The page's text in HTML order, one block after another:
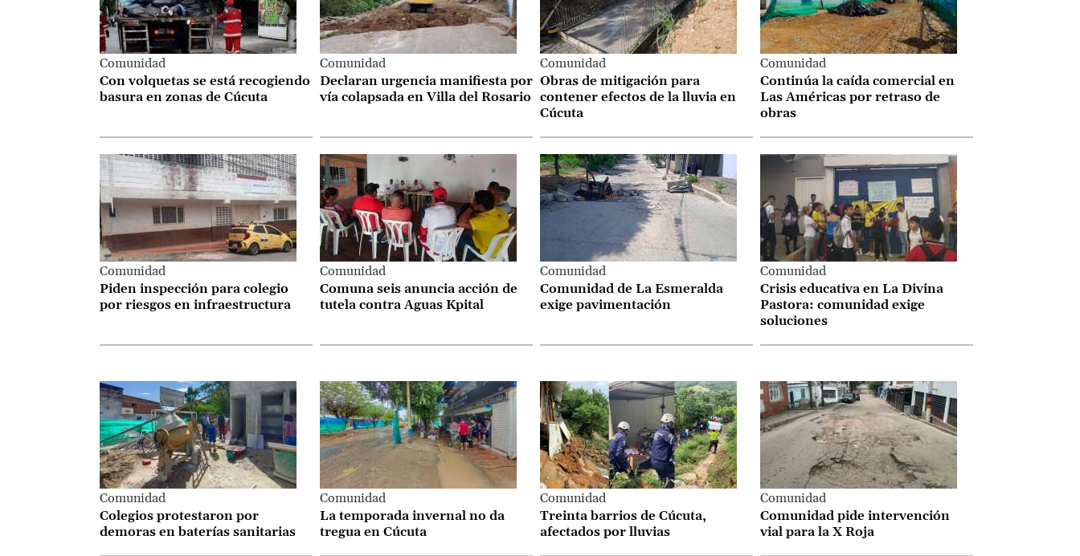
Comunidad
Con volquetas se está recogiendo
basura en zonas de Cúcuta
Comunidad
Declaran urgencia manifiesta por
vía colapsada en Villa del Rosario
Comunidad
Obras de mitigación para
contener efectos de la lluvia en
Cúcuta
Comunidad
Continúa la caída comercial en
Las Américas por retraso de
obras
Comunidad
Piden inspección para colegio
por riesgos en infraestructura
Comunidad
Comuna seis anuncia acción de
tutela contra Aguas Kpital
Comunidad
Comunidad de La Esmeralda
exige pavimentación
Comunidad
Crisis educativa en La Divina
Pastora: comunidad exige
soluciones
Comunidad
Colegios protestaron por
demoras en baterías sanitarias
Comunidad
La temporada invernal no da
tregua en Cúcuta
Comunidad
Treinta barrios de Cúcuta,
afectados por lluvias
Comunidad
Comunidad pide intervención
vial para la X Roja